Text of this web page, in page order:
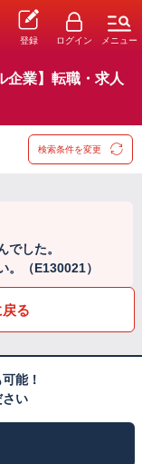
登録 ログイン メニュー
企業】転職・求人
検索条件を変更
でした。
。（E130021）
る
能！
さい